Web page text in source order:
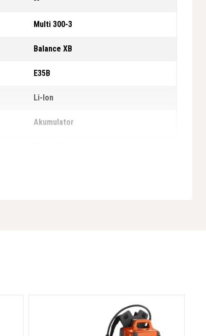
Multi 300-3
Balance XB
E35B
Li-Ion
Akumulator